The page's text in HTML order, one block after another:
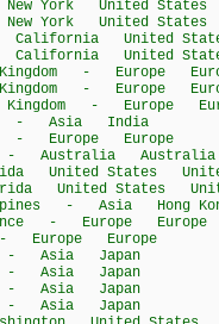
York United States
York United States
United
United
- Europe
- Europe
Kingdom - Europe
- Asia India
- Europe Europe
- Australia Australia
United States
United States
- Asia Hong
- Europe Europe
Europe
- Asia Japan
- Asia Japan
- Asia Japan
- Asia Japan